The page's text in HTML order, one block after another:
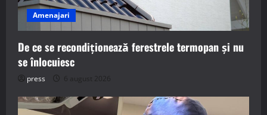
Amenajari
De ce se recondiționează ferestrele termopan și nu
se înlocuiesc
press 6 august 2026